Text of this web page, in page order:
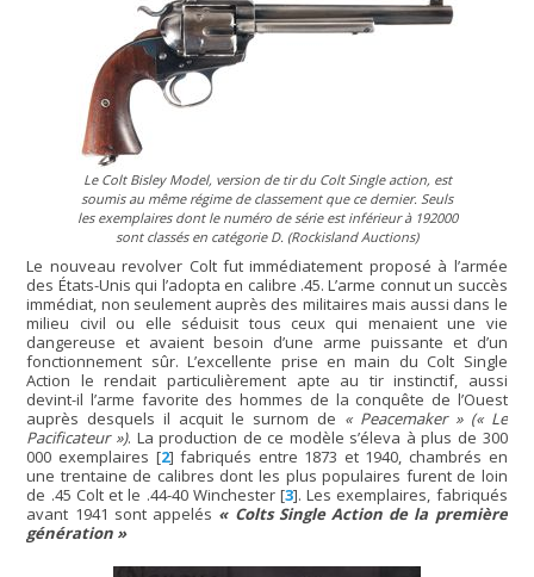
Le Colt Bisley Model, version de tir du Colt Single action, est
soumis au même régime de classement que ce dernier. Seuls
les exemplaires dont le numéro de série est inférieur à 192000
sont classés en catégorie D. (Rockisland Auctions)
Le nouveau revolver Colt fut immédiatement proposé à l’armée
des États-Unis qui l’adopta en calibre .45. L’arme connut un succès
immédiat, non seulement auprès des militaires mais aussi dans le
milieu civil ou elle séduisit tous ceux qui menaient une vie
dangereuse et avaient besoin d’une arme puissante et d’un
fonctionnement sûr. L’excellente prise en main du Colt Single
Action le rendait particulièrement apte au tir instinctif, aussi
devint-il l’arme favorite des hommes de la conquête de l’Ouest
auprès desquels il acquit le surnom de « Peacemaker » (« Le
Pacificateur »). La production de ce modèle s’éleva à plus de 300
000 exemplaires [2] fabriqués entre 1873 et 1940, chambrés en
une trentaine de calibres dont les plus populaires furent de loin
de .45 Colt et le .44-40 Winchester[3]. Les exemplaires, fabriqués
avant 1941 sont appelés « Colts Single Action de la première
génération »